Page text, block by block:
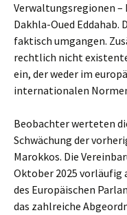
Verwaltungsregionen –
Dakhla-Oued
faktisch umgangen.
rechtlich nicht
ein, der weder im
internationalen
Beobachter werteten
Schwächung der
Marokkos. Die
Oktober 2025 vorläufig
des Europäischen
das zahlreiche